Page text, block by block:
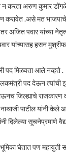
करता अरुण कुमार डोंगळे
.असे मत भाजपाचे
पवार यांच्या
यांच्यासह हसन
पद मिळवता आले नव्हते .
पद देऊन त्यांची
जिल्ह्याचे
पाटील यांनी केले
दिलेल्या सूचनेप्रमाणे
घेतात पण महायुती